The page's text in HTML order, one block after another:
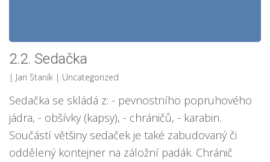
2.2. Sedačka
| Jan Staník | Uncategorized
Sedačka se skládá z: - pevnostního popruhového
jádra, - obšívky (kapsy), - chráničů, - karabin.
Součástí většiny sedaček je také zabudovaný či
oddělený kontejner na záložní padák. Chránič